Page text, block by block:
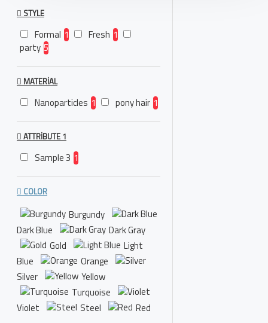
STYLE
Formal 1 Fresh 1
party 5
MATERIAL
Nanoparticles 1 pony hair 1
ATTRIBUTE 1
Sample 3 1
COLOR
Burgundy
Dark Blue
Dark Gray
Gold
Light
Blue
Orange
Silver
Yellow
Turquoise
Violet
Steel Red